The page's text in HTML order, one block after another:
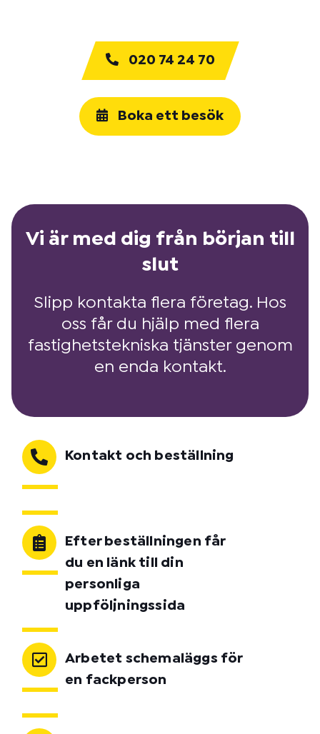
020 74 24 70
Boka ett besök
Vi är med dig från början till
slut
Slipp kontakta flera företag. Hos
oss får du hjälp med flera
fastighetstekniska tjänster genom
en enda kontakt.
Kontakt och beställning
Efter beställningen får
du en länk till din
personliga
uppföljningssida
Arbetet schemaläggs för
en fackperson